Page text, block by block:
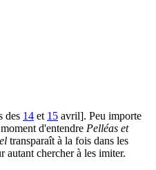
des 14 et 15 avril]. Peu importe
d'entendre Pelléas et
transparaît à la fois dans les
autant chercher à les imiter.